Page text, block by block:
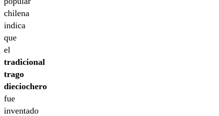
chilena
indica
que
el
tradicional
trago
dieciochero
fue
inventado